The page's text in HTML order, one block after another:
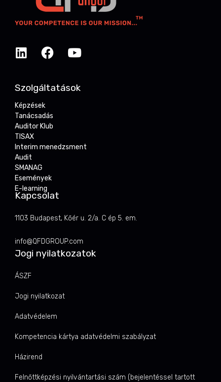
Szolgáltatások
Képzések
Tanácsadás
Auditor Klub
TISAX
Interim menedzsment
Audit
SMANAG
Események
E-learning
Kapcsolat
1103 Budapest, Kőér u. 2/a. C ép 5. em.
info@QFDGROUP.com
Jogi nyilatkozatok
ÁSZF
Jogi nyilatkozat
Adatvédelem
Kompetencia kártya adatvédelmi szabályzat
Házirend
Felnőttképzési nyilvántartási szám (bejelentéssel tartott